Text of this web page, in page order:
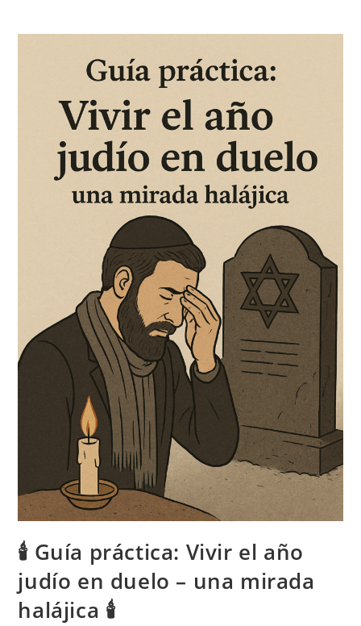
🕯️ Guía práctica: Vivir el año
judío en duelo – una mirada
halájica 🕯️